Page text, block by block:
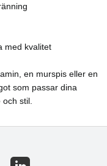
med kvalitet
en murspis eller en
som passar dina
stil.